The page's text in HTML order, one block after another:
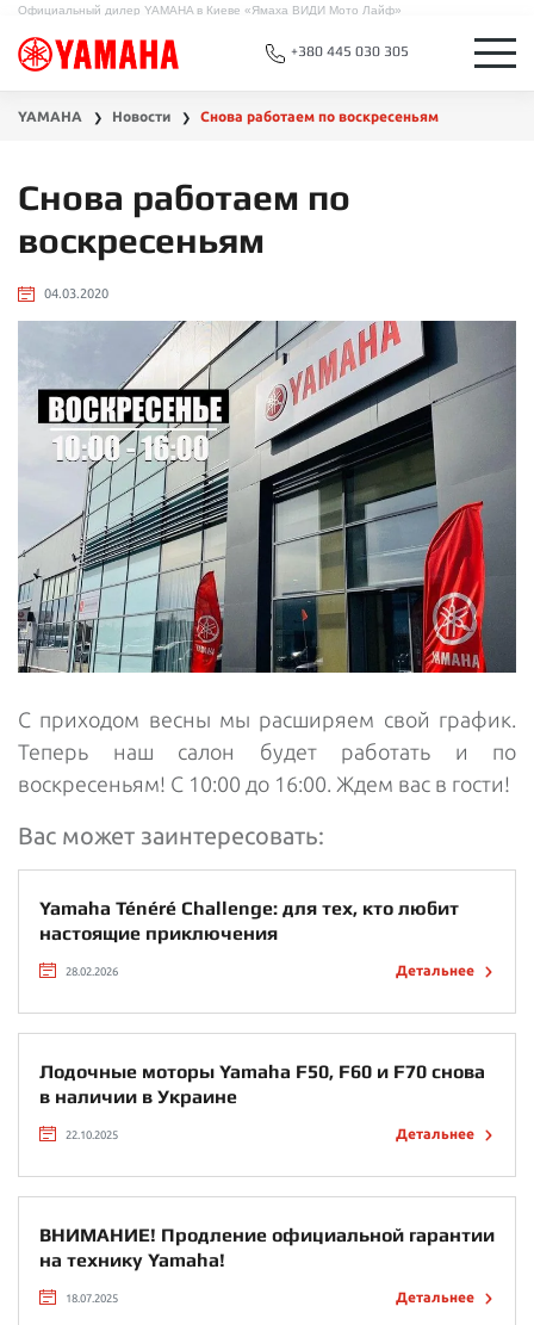
Официальный дилер YAMAHA в Киеве «Ямаха ВИДИ Мото Лайф»
+380 445 030 305
YAMAHA ❯ Новости ❯ Снова работаем по воскресеньям
Снова работаем по
воскресеньям
04.03.2020
С приходом весны мы расширяем свой график.
Теперь наш салон будет работать и по
воскресеньям! С 10:00 до 16:00. Ждем вас в гости!
Вас может заинтересовать:
Yamaha Ténéré Challenge: для тех, кто любит
настоящие приключения
28.02.2026 Детальнее
Лодочные моторы Yamaha F50, F60 и F70 снова
в наличии в Украине
22.10.2025 Детальнее
ВНИМАНИЕ! Продление официальной гарантии
на технику Yamaha!
18.07.2025 Детальнее